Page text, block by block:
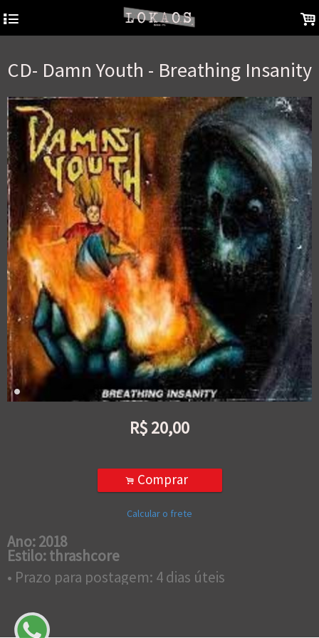
4 .
CD- Damn Youth - Breathing Insanity
R$20,00
. Comprar
Calcular o frete
Ano: 2018
Estilo: thrashcore
• Prazo para postagem: 4 dias úteis